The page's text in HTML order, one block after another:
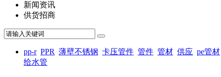
新闻资讯
供货招商
pp-r PPR 薄壁不锈钢 卡压管件 管件 管材 供应 pe管材
给水管